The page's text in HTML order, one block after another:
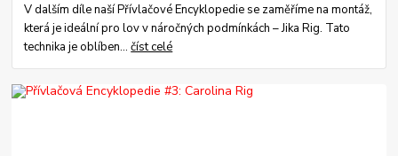
V dalším díle naší Přívlačové Encyklopedie se zaměříme na montáž,
která je ideální pro lov v náročných podmínkách – Jika Rig. Tato
technika je oblíben...číst celé